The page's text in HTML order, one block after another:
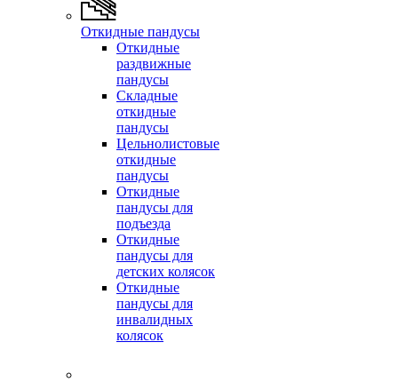
Откидные пандусы
Откидные
раздвижные
пандусы
Складные
откидные
пандусы
Цельнолистовые
откидные
пандусы
Откидные
пандусы для
подъезда
Откидные
пандусы для
детских колясок
Откидные
пандусы для
инвалидных
колясок